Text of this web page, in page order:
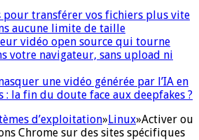
transférer vos fichiers plus vite
aucune limite de taille
vidéo open source qui tourne
votre navigateur, sans upload ni
une vidéo générée par l’IA en
: la fin du doute face aux deepfakes ?
d’exploitation»Linux»Activer ou
Chrome sur des sites spécifiques